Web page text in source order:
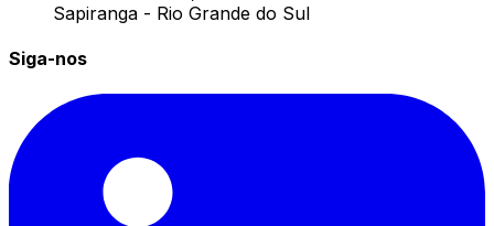
Sapiranga - Rio Grande do Sul
Siga-nos